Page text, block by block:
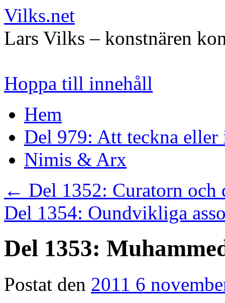
Vilks.net
Lars Vilks – konstnären
Hoppa till innehåll
Hem
Del 979: Att teckna eller
Nimis & Arx
← Del 1352: Curatorn och
Del 1354: Oundvikliga
Del 1353:
Postat den 2011 6